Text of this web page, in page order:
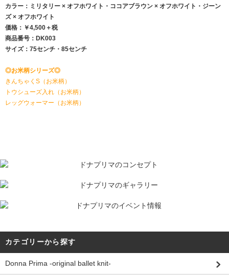
カラー：ミリタリー × オフホワイト・ココアブラウン × オフホワイト・ジーン
ズ × オフホワイト
価格：￥4,500＋税
商品番号：DK003
サイズ：75センチ・85センチ
◎お米柄シリーズ◎
きんちゃくS（お米柄）
トウシューズ入れ（お米柄）
レッグウォーマー（お米柄）
カテゴリーから探す
Donna Prima -original ballet knit-